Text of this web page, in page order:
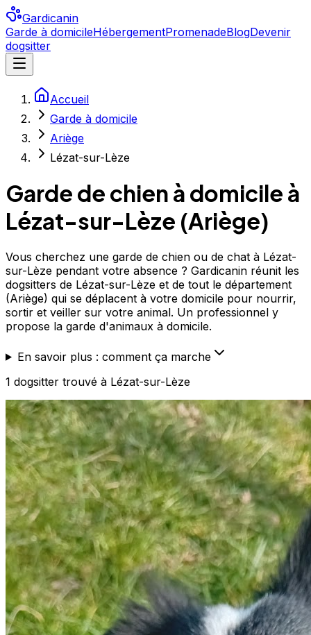
Gardicanin
Garde à domicileHébergementPromenadeBlogDevenir
dogsitter
Accueil
Garde à domicile
Ariège
Lézat-sur-Lèze
Garde de chien à domicile à
Lézat-sur-Lèze (Ariège)
Vous cherchez une garde de chien ou de chat à Lézat-
sur-Lèze pendant votre absence ? Gardicanin réunit les
dogsitters de Lézat-sur-Lèze et de tout le département
(Ariège) qui se déplacent à votre domicile pour nourrir,
sortir et veiller sur votre animal. Un professionnel y
propose la garde d'animaux à domicile.
En savoir plus : comment ça marche
1 dogsitter trouvé à Lézat-sur-Lèze